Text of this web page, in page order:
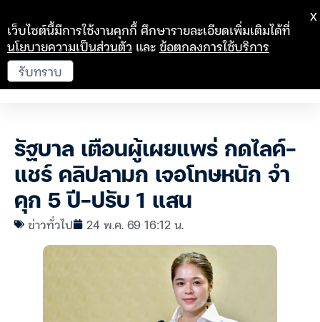
รัฐบาล เตือนผู้เผยแพร่ กดไลค์-
แชร์ คลิปลามก เจอโทษหนัก จำ
คุก 5 ปี-ปรับ 1 แสน
ข่าวทั่วไป 24 พ.ค. 69 16:12 น.
เว็บไซต์นี้มีการใช้งานคุกกี้ ศึกษารายละเอียดเพิ่มเติมได้ที่
นโยบายความเป็นส่วนตัว และข้อตกลงการใช้บริการ
รับทราบ
X